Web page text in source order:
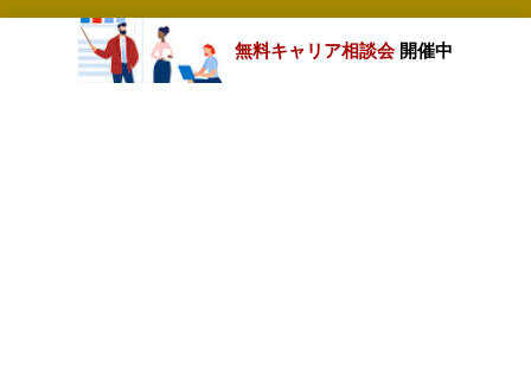
無料キャリア相談会 開催中